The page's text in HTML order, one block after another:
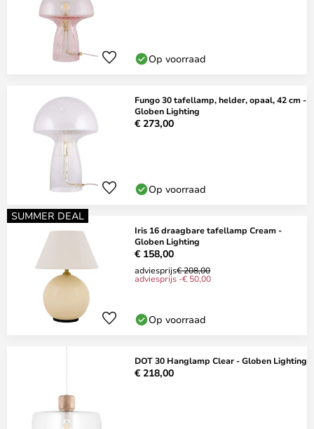
Op voorraad
Fungo 30 tafellamp, helder, opaal, 42 cm -
Globen Lighting
€ 273,00
Op voorraad
SUMMER DEAL
Iris 16 draagbare tafellamp Cream -
Globen Lighting
€ 158,00
adviesprijs€ 208,00
adviesprijs -€ 50,00
Op voorraad
DOT 30 Hanglamp Clear - Globen Lighting
€ 218,00